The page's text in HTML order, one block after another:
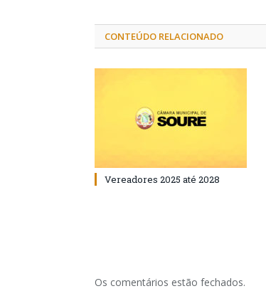
CONTEÚDO RELACIONADO
Vereadores 2025 até 2028
Os comentários estão fechados.